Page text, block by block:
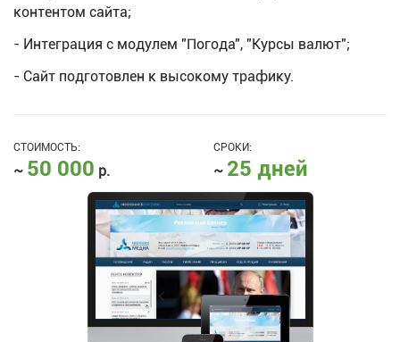
контентом сайта;
- Интеграция с модулем "Погода", "Курсы валют";
- Сайт подготовлен к высокому трафику.
СТОИМОСТЬ:
~ 50 000 р.
СРОКИ:
~ 25 дней